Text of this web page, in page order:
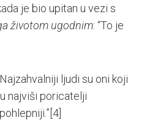
je bio upitan u vezi s
životom ugodnim: “To je
ljudi su oni koji
najviši poricatelji
[4]